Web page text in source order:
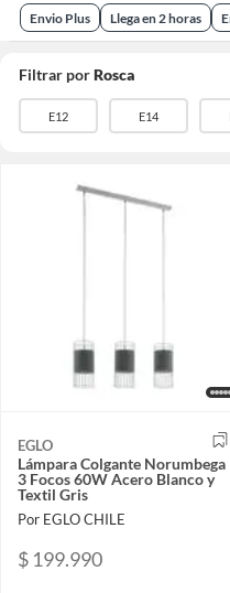
Envio Plus Llega en 2 horas
Filtrar porRosca
E12 E14
EGLO
Lámpara Colgante Norumbega
3 Focos 60W Acero Blanco y
Textil Gris
Por EGLO CHILE
$ 199.990